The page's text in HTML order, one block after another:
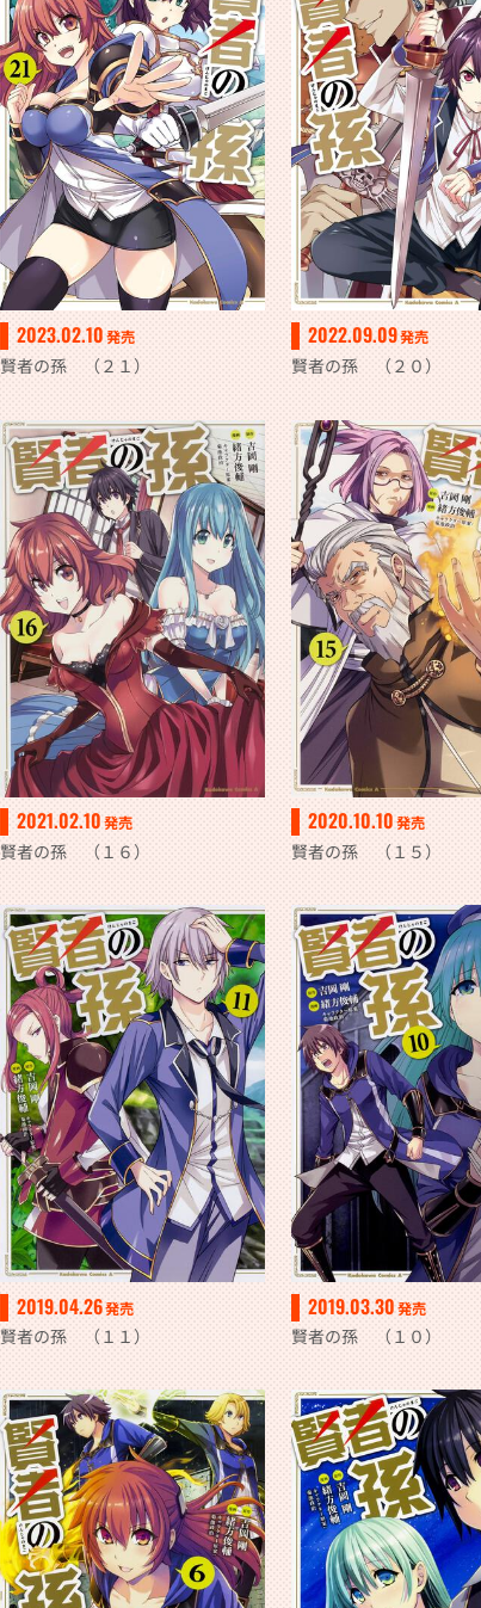
2023.02.10発売
賢者の孫 （２１）
2022.09.09発売
賢者の孫 （２０）
2021.02.10発売
賢者の孫 （１６）
2020.10.10発売
賢者の孫 （１５）
2019.04.26発売
賢者の孫 （１１）
2019.03.30発売
賢者の孫 （１０）